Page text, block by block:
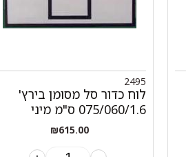
2495
לוח כדור סל מסומן בירץ'
075/060/1.6 ס"מ מיני
₪615.00